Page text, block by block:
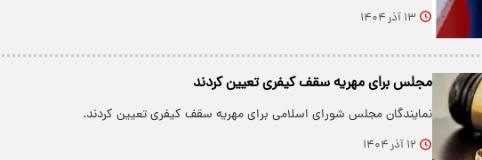
۱۳ آذر ۱۴۰۴
مجلس برای مهریه سقف کیفری تعیین کردند
نمایندگان مجلس شورای اسلامی برای مهریه سقف کیفری تعیین کردند.
۱۲ آذر ۱۴۰۴